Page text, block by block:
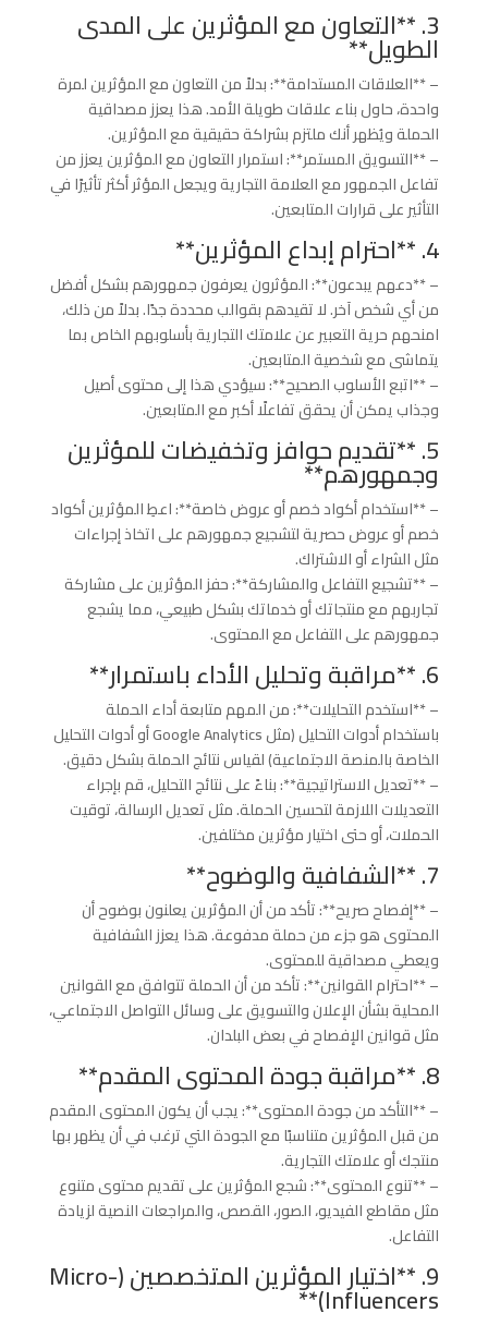
3. **التعاون مع المؤثرين على المدى
الطويل**
– **العلاقات المستدامة**: بدلاً من التعاون مع المؤثرين لمرة
واحدة، حاول بناء علاقات طويلة الأمد. هذا يعزز مصداقية
الحملة ويُظهر أنك ملتزم بشراكة حقيقية مع المؤثرين.
– **التسويق المستمر**: استمرار التعاون مع المؤثرين يعزز من
تفاعل الجمهور مع العلامة التجارية ويجعل المؤثر أكثر تأثيرًا في
التأثير على قرارات المتابعين.
4. **احترام إبداع المؤثرين**
– **دعهم يبدعون**: المؤثرون يعرفون جمهورهم بشكل أفضل
من أي شخص آخر. لا تقيدهم بقوالب محددة جدًا. بدلاً من ذلك،
امنحهم حرية التعبير عن علامتك التجارية بأسلوبهم الخاص بما
يتماشى مع شخصية المتابعين.
– **اتبع الأسلوب الصحيح**: سيؤدي هذا إلى محتوى أصيل
وجذاب يمكن أن يحقق تفاعلًا أكبر مع المتابعين.
5. **تقديم حوافز وتخفيضات للمؤثرين
وجمهورهم**
– **استخدام أكواد خصم أو عروض خاصة**: اعطِ المؤثرين أكواد
خصم أو عروض حصرية لتشجيع جمهورهم على اتخاذ إجراءات
مثل الشراء أو الاشتراك.
– **تشجيع التفاعل والمشاركة**: حفز المؤثرين على مشاركة
تجاربهم مع منتجاتك أو خدماتك بشكل طبيعي، مما يشجع
جمهورهم على التفاعل مع المحتوى.
6. **مراقبة وتحليل الأداء باستمرار**
– **استخدم التحليلات**: من المهم متابعة أداء الحملة
باستخدام أدوات التحليل (مثل Google Analytics أو أدوات التحليل
الخاصة بالمنصة الاجتماعية) لقياس نتائج الحملة بشكل دقيق.
– **تعديل الاستراتيجية**: بناءً على نتائج التحليل، قم بإجراء
التعديلات اللازمة لتحسين الحملة. مثل تعديل الرسالة، توقيت
الحملات، أو حتى اختيار مؤثرين مختلفين.
7. **الشفافية والوضوح**
– **إفصاح صريح**: تأكد من أن المؤثرين يعلنون بوضوح أن
المحتوى هو جزء من حملة مدفوعة. هذا يعزز الشفافية
ويعطي مصداقية للمحتوى.
– **احترام القوانين**: تأكد من أن الحملة تتوافق مع القوانين
المحلية بشأن الإعلان والتسويق على وسائل التواصل الاجتماعي،
مثل قوانين الإفصاح في بعض البلدان.
8. **مراقبة جودة المحتوى المقدم**
– **التأكد من جودة المحتوى**: يجب أن يكون المحتوى المقدم
من قبل المؤثرين متناسبًا مع الجودة التي ترغب في أن يظهر بها
منتجك أو علامتك التجارية.
– **تنوع المحتوى**: شجع المؤثرين على تقديم محتوى متنوع
مثل مقاطع الفيديو، الصور، القصص، والمراجعات النصية لزيادة
التفاعل.
9. **اختيار المؤثرين المتخصصين (Micro-
Influencers)**